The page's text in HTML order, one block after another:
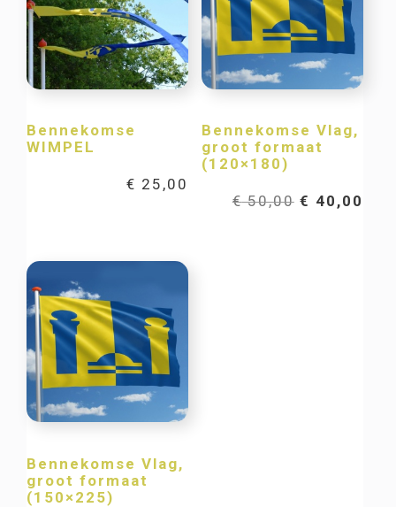
Bennekomse
WIMPEL
€ 25,00
Bennekomse Vlag,
groot formaat
(120×180)
€50,00 € 40,00
Bennekomse Vlag,
groot formaat
(150×225)